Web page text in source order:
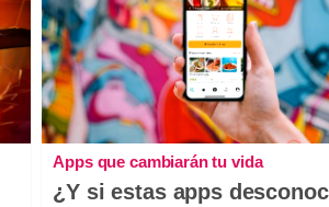
Apps que cambiarán tu vida
¿Y si estas apps